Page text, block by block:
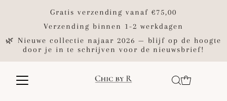
Gratis verzending vanaf €75,00
Verzending binnen 1-2 werkdagen
🌿 Nieuwe collectie najaar 2026 — blijf op de hoogte
door je in te schrijven voor de nieuwsbrief!